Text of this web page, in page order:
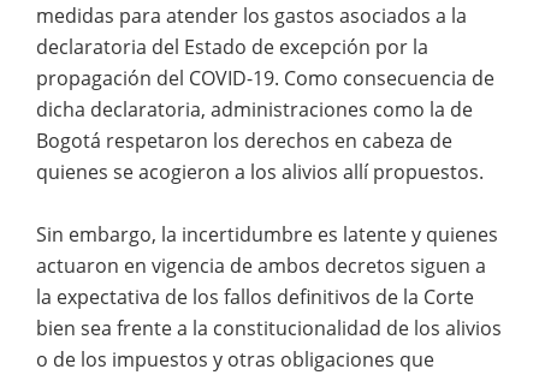
medidas para atender los gastos asociados a la
declaratoria del Estado de excepción por la
propagación del COVID-19. Como consecuencia de
dicha declaratoria, administraciones como la de
Bogotá respetaron los derechos en cabeza de
quienes se acogieron a los alivios allí propuestos.
Sin embargo, la incertidumbre es latente y quienes
actuaron en vigencia de ambos decretos siguen a
la expectativa de los fallos definitivos de la Corte
bien sea frente a la constitucionalidad de los alivios
o de los impuestos y otras obligaciones que